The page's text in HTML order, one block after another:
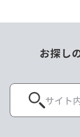
お探し